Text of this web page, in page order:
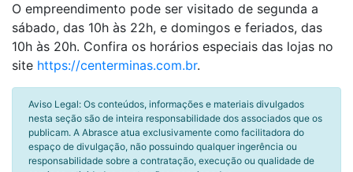
O empreendimento pode ser visitado de segunda a
sábado, das 10h às 22h, e domingos e feriados, das
10h às 20h. Confira os horários especiais das lojas no
site https://centerminas.com.br.
Aviso Legal: Os conteúdos, informações e materiais divulgados
nesta seção são de inteira responsabilidade dos associados que os
publicam. A Abrasce atua exclusivamente como facilitadora do
espaço de divulgação, não possuindo qualquer ingerência ou
responsabilidade sobre a contratação, execução ou qualidade de